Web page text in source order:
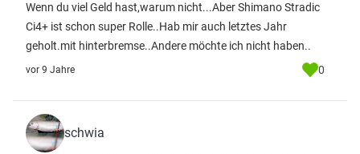
Wenn du viel Geld hast,warum nicht...Aber Shimano Stradic
Ci4+ ist schon super Rolle..Hab mir auch letztes Jahr
geholt.mit hinterbremse..Andere möchte ich nicht haben..
vor 9 Jahre 0
schwia